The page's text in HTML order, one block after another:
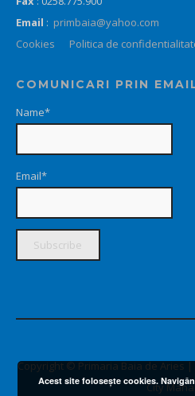
Email : primbaia@yahoo.com
Cookies
Politica de
COMUNICARI PRIN
Name*
Email*
Copyright © Primaria Baia de Aries |
City
Acest site foloseşte cookies.